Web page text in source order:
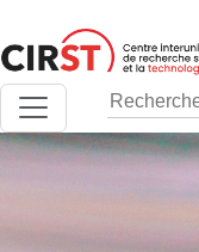
au
contenu